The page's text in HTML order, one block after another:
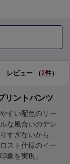
レビュー （2件）
リントパンツ
すい配色のリー
な風合いのデシ
すぎないから、
スト仕様のイー
象を実現。